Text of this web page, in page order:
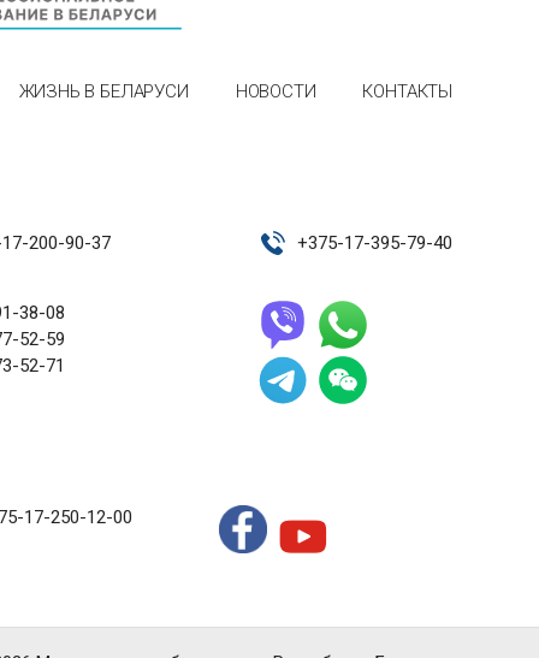
ЖИЗНЬ В БЕЛАРУСИ НОВОСТИ КОНТАКТЫ
200-90-37 +375-17-395-79-40
38-08
52-59
52-71
17-250-12-00